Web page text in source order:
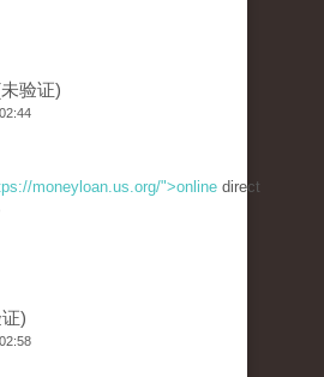
验证)
moneyloan.us.org/">online direct
)